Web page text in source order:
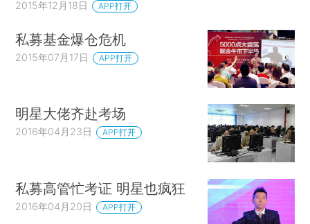
2015年12月18日 APP打开
私募基金爆仓危机
2015年07月17日 APP打开
明星大佬齐赴考场
2016年04月23日 APP打开
私募高管忙考证 明星也疯狂
2016年04月20日 APP打开